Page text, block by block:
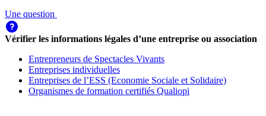
Une question
Vérifier les informations légales d’une entreprise ou association
Entrepreneurs de Spectacles Vivants
Entreprises individuelles
Entreprises de l’ESS (Economie Sociale et Solidaire)
Organismes de formation certifiés Qualiopi